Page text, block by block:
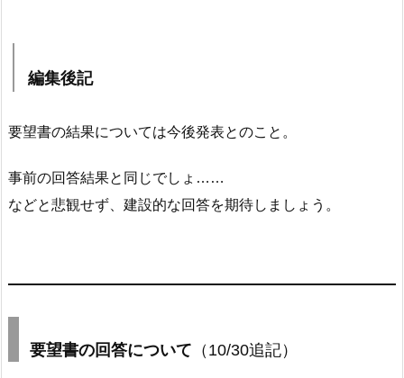
編集後記
要望書の結果については今後発表とのこと。
事前の回答結果と同じでしょ……
などと悲観せず、建設的な回答を期待しましょう。
要望書の回答について （10/30追記）